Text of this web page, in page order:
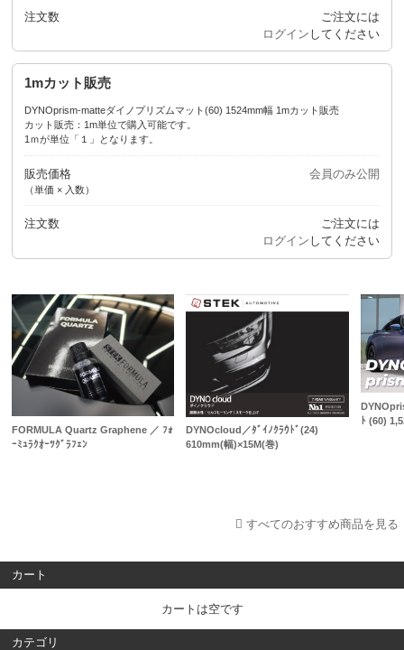
注文数
ご注文には
ログイン してください
1mカット販売
DYNOprism-matteダイノプリズムマット(60) 1524mm幅 1mカット販売
カット販売：1m単位で購入可能です。
1ｍが単位「１」となります。
販売価格
（単価 × 入数）
会員のみ公開
注文数
ご注文には
ログイン してください
FORMULA Quartz Graphene ／ ﾌｫ
ｰﾐｭﾗｸｵｰﾂｸﾞﾗﾌｪﾝ
DYNOcloud／ﾀﾞｲﾉｸﾗｳﾄﾞ(24)
610mm(幅)×15M(巻)
ﾄ (60)
すべてのおすすめ商品を見る
カート
カートは空です
カテゴリ